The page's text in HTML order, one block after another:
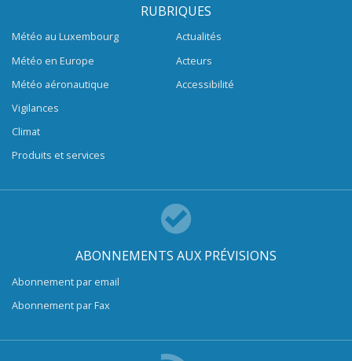
RUBRIQUES
Météo au Luxembourg
Météo en Europe
Météo aéronautique
Vigilances
Climat
Produits et services
Actualités
Acteurs
Accessibilité
ABONNEMENTS AUX PRÉVISIONS
Abonnement par email
Abonnement par Fax